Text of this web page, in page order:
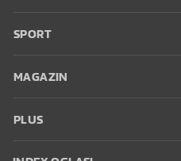
SPORT
MAGAZIN
PLUS